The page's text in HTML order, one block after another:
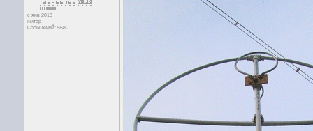
с янв 2013
Питер
Сообщений: 5580